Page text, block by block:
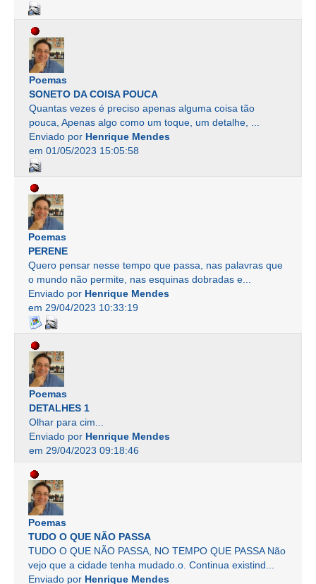
Poemas
SONETO DA COISA POUCA
Quantas vezes é preciso apenas alguma coisa tão
pouca, Apenas algo como um toque, um detalhe, ...
Enviado por Henrique Mendes
em 01/05/2023 15:05:58
Poemas
PERENE
Quero pensar nesse tempo que passa, nas palavras que
o mundo não permite, nas esquinas dobradas e...
Enviado por Henrique Mendes
em 29/04/2023 10:33:19
Poemas
DETALHES 1
Olhar para cim...
Enviado por Henrique Mendes
em 29/04/2023 09:18:46
Poemas
TUDO O QUE NÃO PASSA
TUDO O QUE NÃO PASSA, NO TEMPO QUE PASSA Não
vejo que a cidade tenha mudado.o. Continua existind...
Enviado por Henrique Mendes